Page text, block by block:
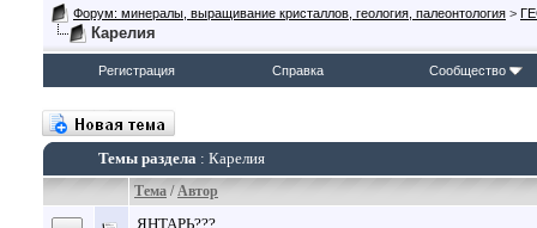
Форум: минералы, выращивание кристаллов, геология, палеонтология >
Карелия
Регистрация Справка Сообщество
Темы раздела : Карелия
Тема /Автор
ЯНТАРЬ???